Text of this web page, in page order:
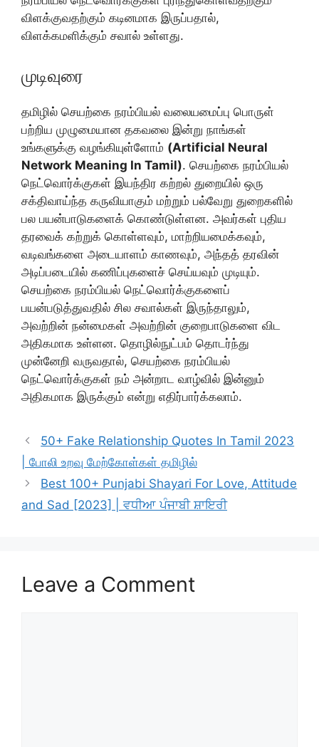
விளக்குவதற்கும் கடினமாக இருப்பதால்,
விளக்கமளிக்கும் சவால் உள்ளது.
முடிவுரை
தமிழில் செயற்கை நரம்பியல் வலையமைப்பு பொருள்
பற்றிய முழுமையான தகவலை இன்று நாங்கள்
உங்களுக்கு வழங்கியுள்ளோம் (Artificial Neural
Network Meaning In Tamil). செயற்கை நரம்பியல்
நெட்வொர்க்குகள் இயந்திர கற்றல் துறையில் ஒரு
சக்திவாய்ந்த கருவியாகும் மற்றும் பல்வேறு துறைகளில்
பல பயன்பாடுகளைக் கொண்டுள்ளன. அவர்கள் புதிய
தரவைக் கற்றுக் கொள்ளவும், மாற்றியமைக்கவும்,
வடிவங்களை அடையாளம் காணவும், அந்தத் தரவின்
அடிப்படையில் கணிப்புகளைச் செய்யவும் முடியும்.
செயற்கை நரம்பியல் நெட்வொர்க்குகளைப்
பயன்படுத்துவதில் சில சவால்கள் இருந்தாலும்,
அவற்றின் நன்மைகள் அவற்றின் குறைபாடுகளை விட
அதிகமாக உள்ளன. தொழில்நுட்பம் தொடர்ந்து
முன்னேறி வருவதால், செயற்கை நரம்பியல்
நெட்வொர்க்குகள் நம் அன்றாட வாழ்வில் இன்னும்
அதிகமாக இருக்கும் என்று எதிர்பார்க்கலாம்.
50+ Fake Relationship Quotes In Tamil 2023
| போலி உறவு மேற்கோள்கள் தமிழில்
Best 100+ Punjabi Shayari For Love, Attitude
and Sad [2023] | ਵਧੀਆ ਪੰਜਾਬੀ ਸ਼ਾਇਰੀ
Leave a Comment